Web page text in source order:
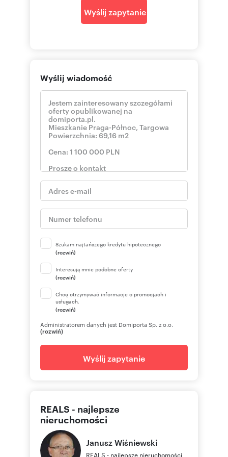
Wyślij zapytanie
Wyślij wiadomość
Szukam najtańszego kredytu hipotecznego
(rozwiń)
Interesują mnie podobne oferty
(rozwiń)
Chcę otrzymywać informacje o promocjach i
usługach.
(rozwiń)
Administratorem danych jest Domiporta Sp. z o.o.
(rozwiń)
Wyślij zapytanie
REALS - najlepsze
nieruchomości
JanuszWiśniewski
REALS - najlepsze nieruchomości